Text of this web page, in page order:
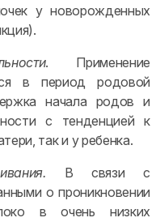
у новорожденных
. Применение
в период родовой
начала родов и
с тенденцией к
так и у ребенка.
В связи с
о проникновении
в очень низких